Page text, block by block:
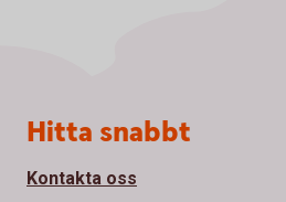
Sidfot
Hitta snabbt
Kontakta oss